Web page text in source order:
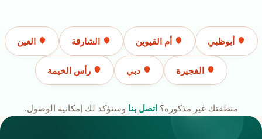
أبوظبي أم القيوين الشارقة العين
الفجيرة دبي رأس الخيمة
منطقتك غير مذكورة؟اتصل بنا وسنؤكد لك إمكانية الوصول.